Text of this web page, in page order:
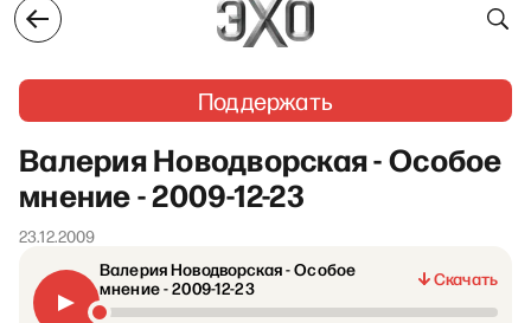
Поддержать
Валерия Новодворская - Особое
мнение - 2009-12-23
23.12.2009
Валерия Новодворская - Особое
мнение - 2009-12-23
Скачать